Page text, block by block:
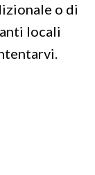
o di
locali